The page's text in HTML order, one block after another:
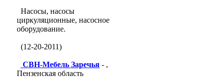
Насосы, насосы
циркуляционные, насосное
оборудование.
(12-20-2011)
СВН-Мебель Заречья- ,
Пензенская область